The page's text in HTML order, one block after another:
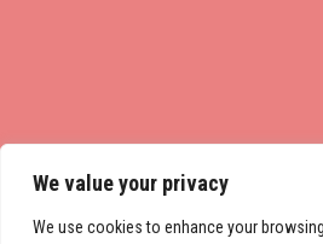
We value your privacy
We use cookies to enhance your